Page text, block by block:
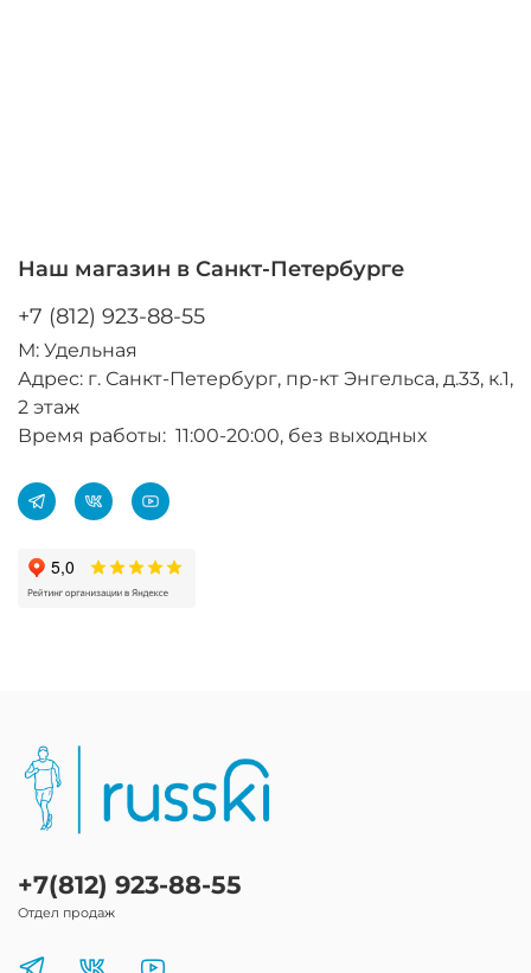
Наш магазин в Санкт-Петербурге
+7 (812) 923-88-55
М: Удельная
Адрес: г. Санкт-Петербург, пр-кт Энгельса, д.33, к.1,
2 этаж
Время работы: 11:00-20:00, без выходных
+7(812) 923-88-55
Отдел продаж